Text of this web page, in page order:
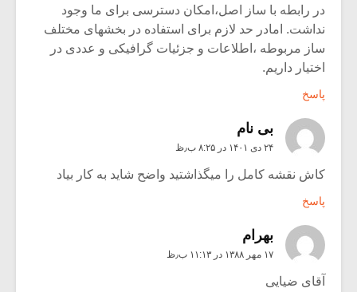
در رابطه با ساز اصل،امکان دسترسی برای ما وجود
نداشت. امادر حد لازم برای استفاده در بخشهای مختلف
ساز مربوطه ،اطلاعات و جزئیات گرافیکی و عددی در
اختیار داریم.
پاسخ
بی نام
۲۴ دی ۱۴۰۱ در ۸:۲۵ ب٫ظ
کاش نقشه کامل را میگذاشتید واضح شاید به کار بیاد
پاسخ
بهرام
۱۷ مهر ۱۳۸۸ در ۱۱:۱۳ ب٫ظ
آقای ضیایی